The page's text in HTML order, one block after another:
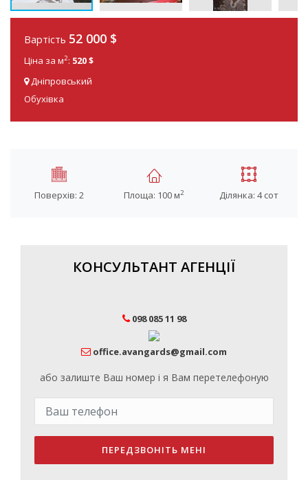
Вартість 52 000 $
Ціна за м2: 520 $
Дніпровський
Обухівка
Поверхів: 2 Площа: 100 м2 Ділянка: 4 сот
КОНСУЛЬТАНТ АГЕНЦІЇ
098 085 11 98
office.avangards@gmail.com
або залиште Ваш номер і я Вам перетелефоную
ПЕРЕДЗВОНІТЬ МЕНІ